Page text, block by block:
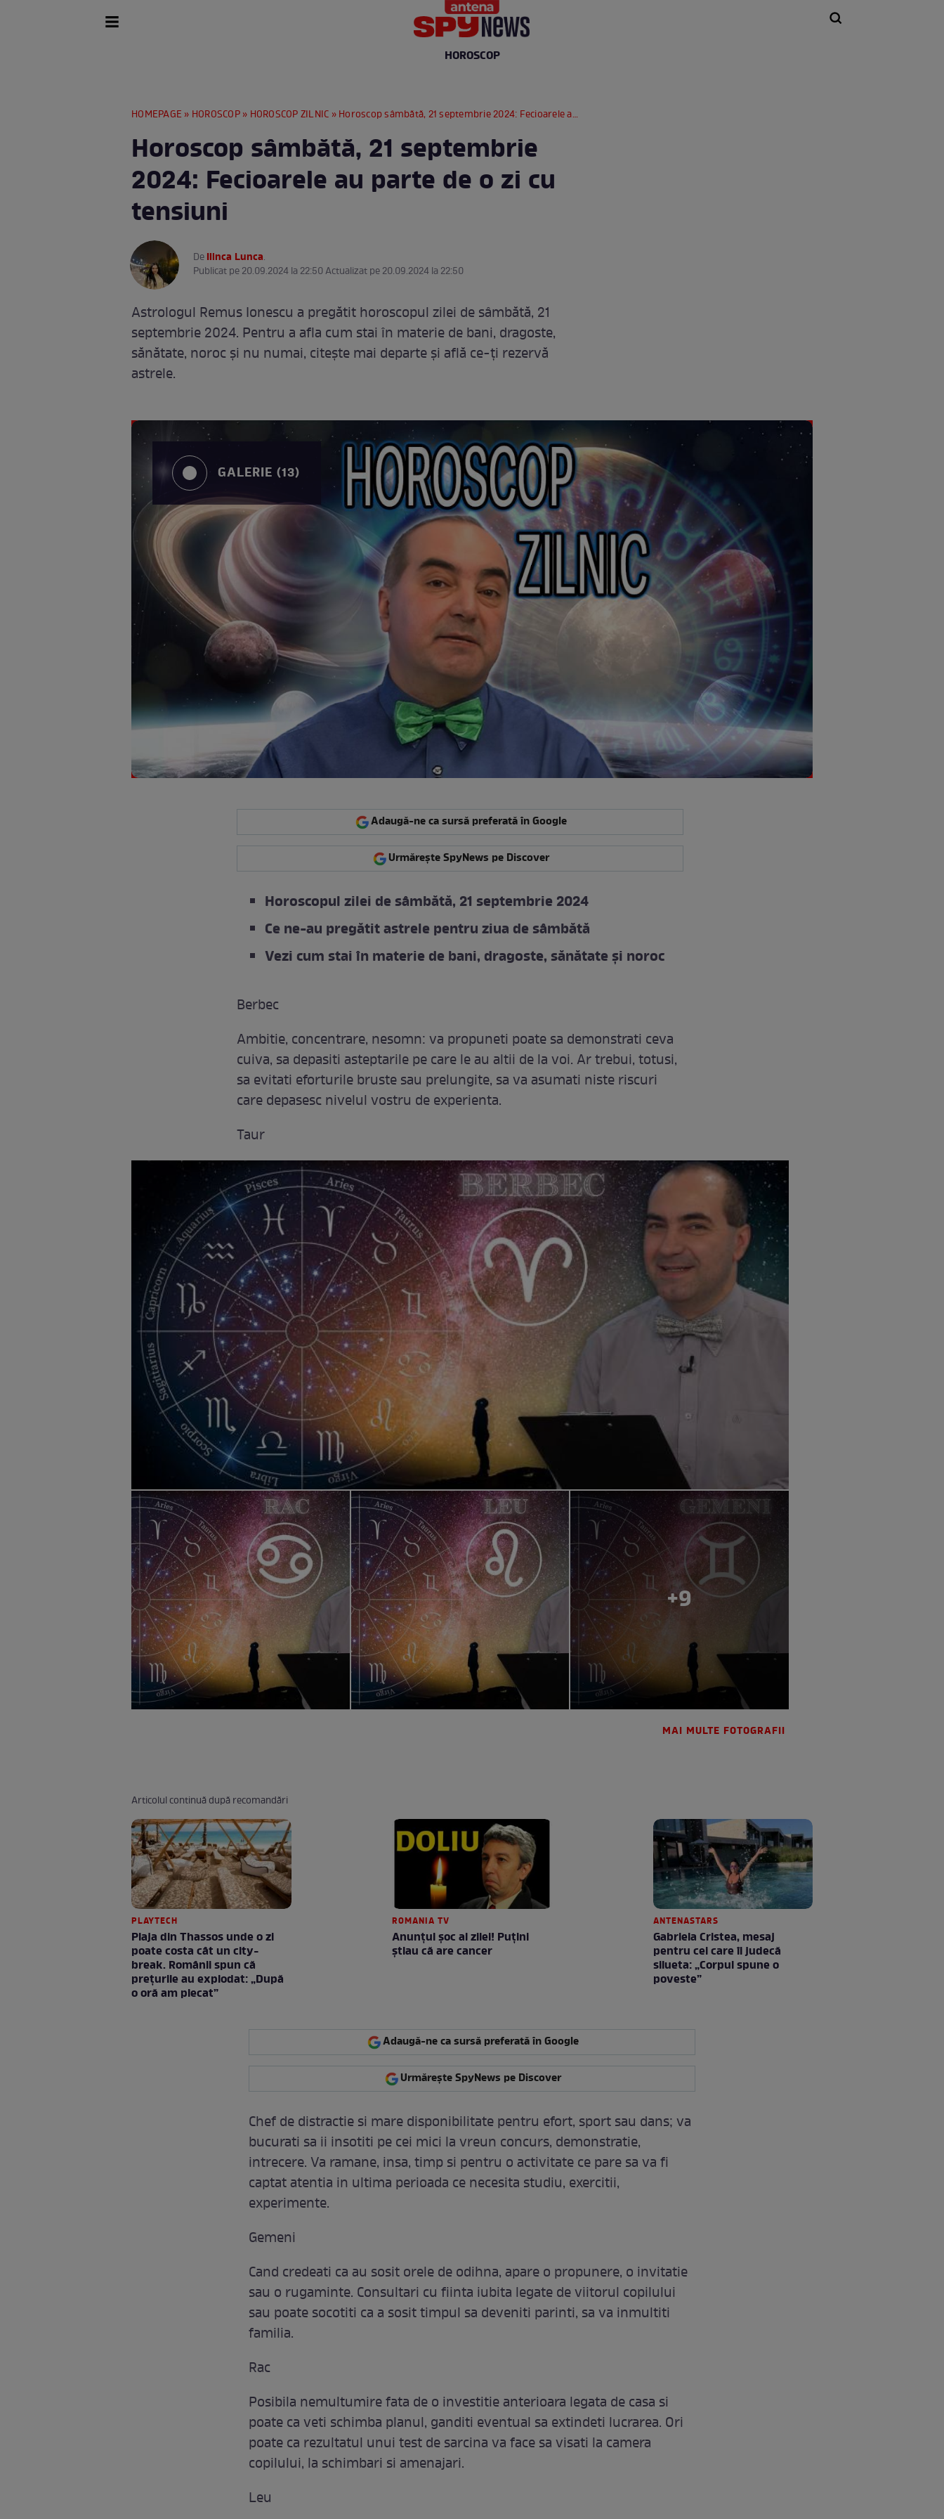
HOROSCOP
HOMEPAGE » HOROSCOP» HOROSCOP ZILNIC » Horoscop sâmbătă, 21 septembrie 2024: Fecioarele au parte de o zi cu tensiuni
Horoscop sâmbătă, 21 septembrie
2024: Fecioarele au parte de o zi cu
tensiuni
DeIlinca Lunca.
Publicat pe 20.09.2024 la 22:50 Actualizat pe 20.09.2024 la 22:50
Astrologul Remus Ionescu a pregătit horoscopul zilei de sâmbătă, 21
septembrie 2024. Pentru a afla cum stai în materie de bani, dragoste,
sănătate, noroc și nu numai, citește mai departe și află ce-ți rezervă
astrele.
GALERIE (13)
Adaugă-ne ca sursă preferată în Google
Urmărește SpyNews pe Discover
Horoscopul zilei de sâmbătă, 21 septembrie 2024
Ce ne-au pregătit astrele pentru ziua de sâmbătă
Vezi cum stai în materie de bani, dragoste, sănătate și noroc
Berbec
Ambitie, concentrare, nesomn: va propuneti poate sa demonstrati ceva
cuiva, sa depasiti asteptarile pe care le au altii de la voi. Ar trebui, totusi,
sa evitati eforturile bruste sau prelungite, sa va asumati niste riscuri
care depasesc nivelul vostru de experienta.
Taur
+9
MAI MULTE FOTOGRAFII
Articolul continuă după recomandări
PLAYTECH
Plaja din Thassos unde o zi
poate costa cât un city-
break. Românii spun că
prețurile au explodat: „După
o oră am plecat”
ROMANIA TV
Anunţul şoc al zilei! Puţini
ştiau că are cancer
ANTENASTARS
Gabriela Cristea, mesaj
pentru cei care îi judecă
silueta: „Corpul spune o
poveste”
Adaugă-ne ca sursă preferată în Google
Urmărește SpyNews pe Discover
Chef de distractie si mare disponibilitate pentru efort, sport sau dans; va
bucurati sa ii insotiti pe cei mici la vreun concurs, demonstratie,
intrecere. Va ramane, insa, timp si pentru o activitate ce pare sa va fi
captat atentia in ultima perioada ce necesita studiu, exercitii,
experimente.
Gemeni
Cand credeati ca au sosit orele de odihna, apare o propunere, o invitatie
sau o rugaminte. Consultari cu fiinta iubita legate de viitorul copilului
sau poate socotiti ca a sosit timpul sa deveniti parinti, sa va inmultiti
familia.
Rac
Posibila nemultumire fata de o investitie anterioara legata de casa si
poate ca veti schimba planul, ganditi eventual sa extindeti lucrarea. Ori
poate ca rezultatul unui test de sarcina va face sa visati la camera
copilului, la schimbari si amenajari.
Leu